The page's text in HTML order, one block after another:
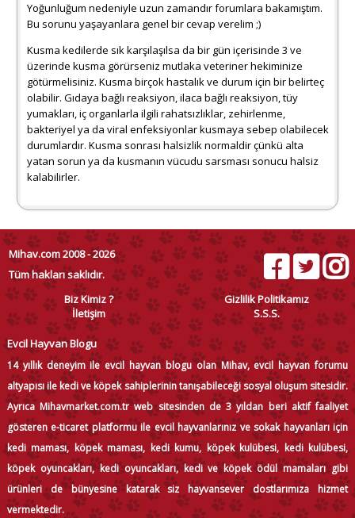
Yoğunluğum nedeniyle uzun zamandır forumlara bakamıştım.
Bu sorunu yaşayanlara genel bir cevap verelim ;)
Kusma kedilerde sık karşılaşılsa da bir gün içerisinde 3 ve
üzerinde kusma görürseniz mutlaka veteriner hekiminize
götürmelisiniz. Kusma birçok hastalık ve durum için bir belirteç
olabilir. Gıdaya bağlı reaksiyon, ilaca bağlı reaksiyon, tüy
yumakları, iç organlarla ilgili rahatsızlıklar, zehirlenme,
bakteriyel ya da viral enfeksiyonlar kusmaya sebep olabilecek
durumlardır. Kusma sonrası halsizlik normaldir çünkü alta
yatan sorun ya da kusmanın vücudu sarsması sonucu halsiz
kalabilirler.
Mihav.com 2008 - 2026
Tüm hakları saklıdır.
Biz Kimiz ?
Gizlilik Politikamız
İletişim
S.S.S.
Evcil Hayvan Blogu
14 yıllık deneyim ile evcil hayvan blogu olan Mihav, evcil hayvan forumu
altyapısı ile kedi ve köpek sahiplerinin tanışabileceği sosyal oluşum sitesidir.
Ayrıca Mihavmarket.com.tr web sitesinden de 3 yıldan beri aktif faaliyet
gösteren e-ticaret platformu ile evcil hayvanlarınız ve sokak hayvanları için
kedi maması, köpek maması, kedi kumu, köpek kulübesi, kedi kulübesi,
köpek oyuncakları, kedi oyuncakları, kedi ve köpek ödül mamaları gibi
ürünleri de bünyesine katarak siz hayvansever dostlarımıza hizmet
vermektedir.